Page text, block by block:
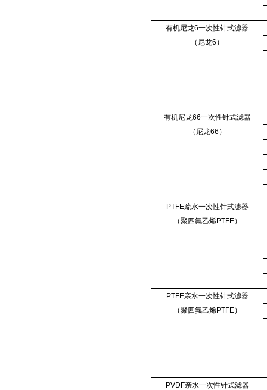
有机尼龙6一次性针式滤器
（尼龙6）
有机尼龙66一次性针式滤器
（尼龙66）
PTFE疏水一次性针式滤器
（聚四氟乙烯PTFE）
PTFE亲水一次性针式滤器
（聚四氟乙烯PTFE）
PVDF亲水一次性针式滤器